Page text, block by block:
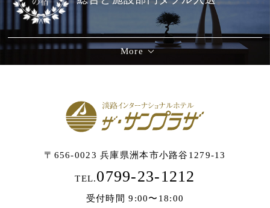
More
〒656-0023 兵庫県洲本市小路谷1279-13
TEL.0799-23-1212
受付時間 9:00〜18:00